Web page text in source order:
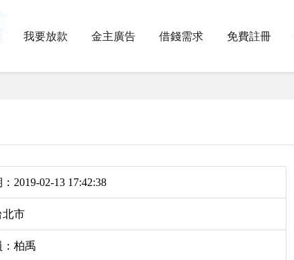
我要放款 金主廣告 借錢需求 免費註冊
2019-02-13 17:42:38
北市
柏禹